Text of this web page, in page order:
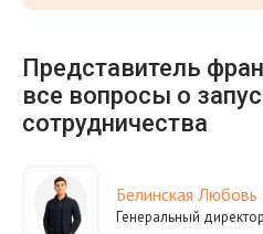
Представитель
все вопросы о
сотрудничества
Белинская Любовь
Генеральный директор